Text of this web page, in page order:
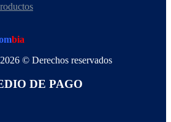
bia
© Derechos reservados
DE PAGO